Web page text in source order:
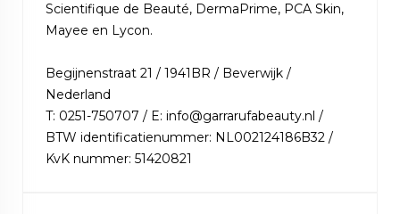
Scientifique de Beauté, DermaPrime, PCA Skin,
Mayee en Lycon.
Begijnenstraat 21 / 1941BR / Beverwijk /
Nederland
T: 0251-750707 / E: info@garrarufabeauty.nl /
BTW identificatienummer: NL002124186B32 /
KvK nummer: 51420821